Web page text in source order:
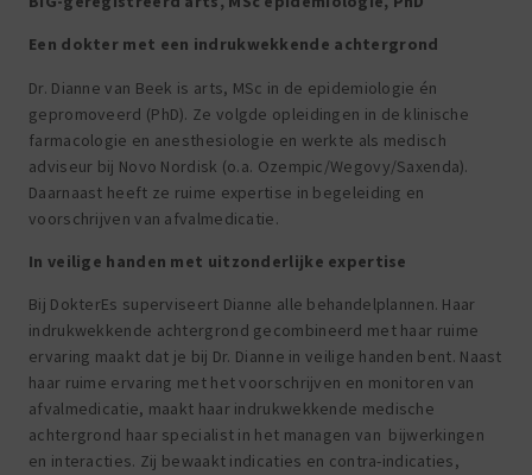
Een dokter met een indrukwekkende achtergrond
Dr. Dianne van Beek is arts, MSc in de epidemiologie én
gepromoveerd (PhD). Ze volgde opleidingen in de klinische
farmacologie en anesthesiologie en werkte als medisch
adviseur bij Novo Nordisk (o.a. Ozempic/Wegovy/Saxenda).
Daarnaast heeft ze ruime expertise in begeleiding en
voorschrijven van afvalmedicatie.
In veilige handen met uitzonderlijke expertise
Bij DokterEs superviseert Dianne alle behandelplannen. Haar
indrukwekkende achtergrond gecombineerd met haar ruime
ervaring maakt dat je bij Dr. Dianne in veilige handen bent. Naast
haar ruime ervaring met het voorschrijven en monitoren van
afvalmedicatie, maakt haar indrukwekkende medische
achtergrond haar specialist in het managen van bijwerkingen
en interacties. Zij bewaakt indicaties en contra-indicaties,